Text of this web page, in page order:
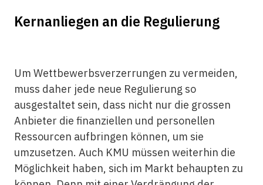
Kernanliegen an die Regulierung
Um Wettbewerbsverzerrungen zu vermeiden,
muss daher jede neue Regulierung so
ausgestaltet sein, dass nicht nur die grossen
Anbieter die finanziellen und personellen
Ressourcen aufbringen können, um sie
umzusetzen. Auch KMU müssen weiterhin die
Möglichkeit haben, sich im Markt behaupten zu